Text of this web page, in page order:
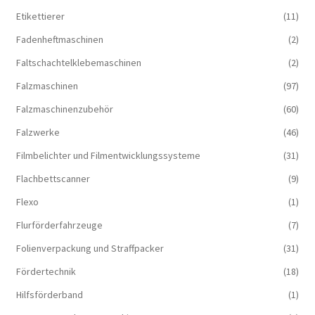
Etikettierer
(11)
Fadenheftmaschinen
(2)
Faltschachtelklebemaschinen
(2)
Falzmaschinen
(97)
Falzmaschinenzubehör
(60)
Falzwerke
(46)
Filmbelichter und Filmentwicklungssysteme
(31)
Flachbettscanner
(9)
Flexo
(1)
Flurförderfahrzeuge
(7)
Folienverpackung und Straffpacker
(31)
Fördertechnik
(18)
Hilfsförderband
(1)